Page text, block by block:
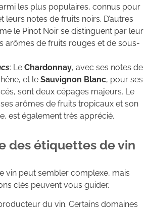
les plus populaires, connus pour
leurs notes de fruits noirs. D’autres
le Pinot Noir se distinguent par leur
arômes de fruits rouges et de sous-
: Le Chardonnay, avec ses notes de
et le Sauvignon Blanc, pour ses
sont deux cépages majeurs. Le
arômes de fruits tropicaux et son
est également très apprécié.
des étiquettes de vin
vin peut sembler complexe, mais
clés peuvent vous guider.
du vin. Certains domaines